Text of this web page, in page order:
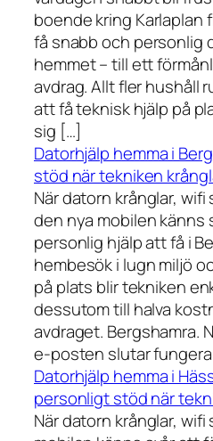
boende kring
få snabb och personlig
hemmet – till ett
avdrag. Allt fler hushåll
att få teknisk hjälp på
sig […]
Datorhjälp hemma i
stöd när tekniken
När datorn krånglar,
den nya mobilen känns
personlig hjälp att få i
hembesök i lugn miljö
på plats blir tekniken
dessutom till halva
avdraget. Bergshamra.
e-posten slutar
Datorhjälp hemma i
personligt stöd när
När datorn krånglar,